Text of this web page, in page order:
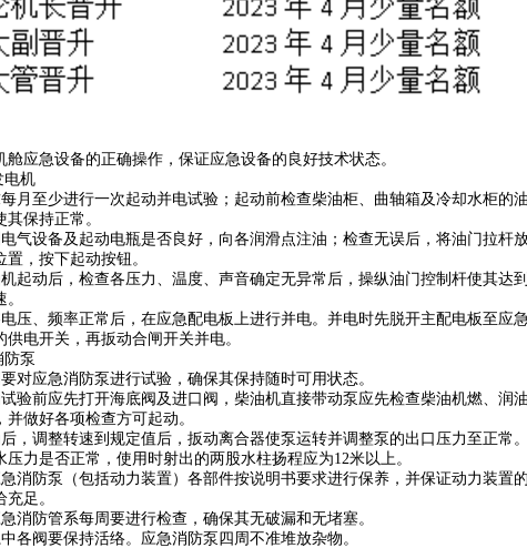
舱应急设备的正确操作，保证应急设备的良好技术状态。
电机
月至少进行一次起动并电试验；起动前检查柴油柜、曲轴箱及冷却水柜的
其保持正常。
气设备及起动电瓶是否良好，向各润滑点注油；检查无误后，将油门拉杆
置，按下起动按钮。
起动后，检查各压力、温度、声音确定无异常后，操纵油门控制杆使其达
压、频率正常后，在应急配电板上进行并电。并电时先脱开主配电板至应
供电开关，再扳动合闸开关并电。
防泵
对应急消防泵进行试验，确保其保持随时可用状态。
验前应先打开海底阀及进口阀，柴油机直接带动泵应先检查柴油机燃、润
并做好各项检查方可起动。
，调整转速到规定值后，扳动离合器使泵运转并调整泵的出口压力至正常
压力是否正常，使用时射出的两股水柱扬程应为12米以上。
消防泵（包括动力装置）各部件按说明书要求进行保养，并保证动力装置
足。
消防管系每周要进行检查，确保其无破漏和无堵塞。
各阀要保持活络。应急消防泵四周不准堆放杂物。